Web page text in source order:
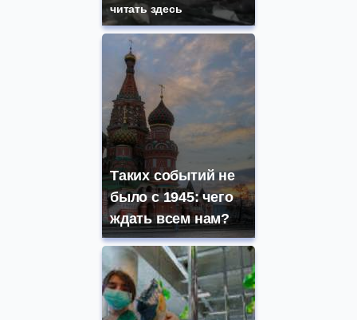
читать здесь
Таких событий не
было с 1945: чего
ждать всем нам?